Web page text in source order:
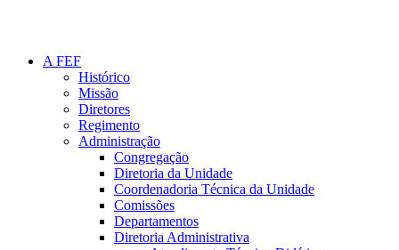
A FEF
Histórico
Missão
Diretores
Regimento
Administração
Congregação
Diretoria da Unidade
Coordenadoria Técnica da Unidade
Comissões
Departamentos
Diretoria Administrativa